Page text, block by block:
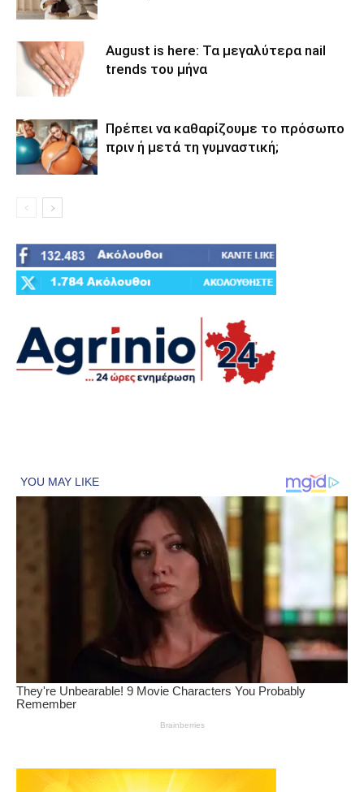
August is here: Τα μεγαλύτερα nail
trends του μήνα
Πρέπει να καθαρίζουμε το πρόσωπο
πριν ή μετά τη γυμναστική;